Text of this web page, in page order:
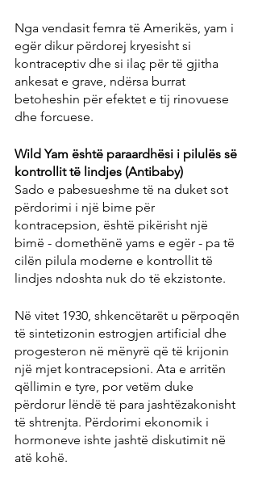
Nga vendasit femra të Amerikës, yam i
egër dikur përdorej kryesisht si
kontraceptiv dhe si ilaç për të gjitha
ankesat e grave, ndërsa burrat
betoheshin për efektet e tij rinovuese
dhe forcuese.
Wild Yam është paraardhësi i pilulës së
kontrollit të lindjes (Antibaby)
Sado e pabesueshme të na duket sot
përdorimi i një bime për
kontracepsion, është pikërisht një
bimë - domethënë yams e egër - pa të
cilën pilula moderne e kontrollit të
lindjes ndoshta nuk do të ekzistonte.
Në vitet 1930, shkencëtarët u përpoqën
të sintetizonin estrogjen artificial dhe
progesteron në mënyrë që të krijonin
një mjet kontracepsioni. Ata e arritën
qëllimin e tyre, por vetëm duke
përdorur lëndë të para jashtëzakonisht
të shtrenjta. Përdorimi ekonomik i
hormoneve ishte jashtë diskutimit në
atë kohë.